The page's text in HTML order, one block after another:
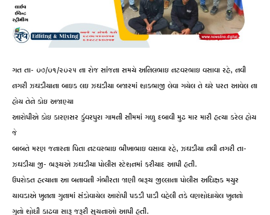
ગત તા- ૦૭/૦૧/૨૦૨૫ ના રોજ સાંજના સમયે અનિલભાઇ નટવરભાઇ વસાવા રહે, નવી
નગરી ઝઘડીયાના બાઇક લઇ ઝઘડીયા બજારમાં શાકભાજી લેવા ગયેલ તે ઘરે પરત આવેલ ના
હોય તેને કોઇ અજાણ્યા
આરોપીએ કોઇ કારણસર કુંવરપુરા ગામની સીમમાં ગળુ દબાવી મુઢ માર મારી હત્યા કરેલ હોય
જે
બાબતે મરણ જનારના પિતા નટવરભાઇ ભીખાભાઇ વસાવા રહે, ઝઘડીયા નવી નગરી તા-
ઝઘડીયા જી- ભરૂચએ ઝઘડીયા પોલીસ સ્ટેશનમાં ફરીયાદ આપી હતી.
ઉપરોકત હત્યાના આ બનાવની ગંભીરતા જાણી ભરૂચ જીલ્લાના પોલીસ અધિક્ષક મયુર
ચાવડાએ ખુનના ગુનામાં સંડોવાયેલ આરોપી પકડી પાડી વહેલી તકે વણશોધાયેલ ખુનનો
ગુનો શોધી કાઢવા સારૂ જરૂરી સુચનાઓ આપી હતી.